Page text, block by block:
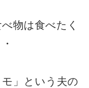
物は食べたく
」という夫の